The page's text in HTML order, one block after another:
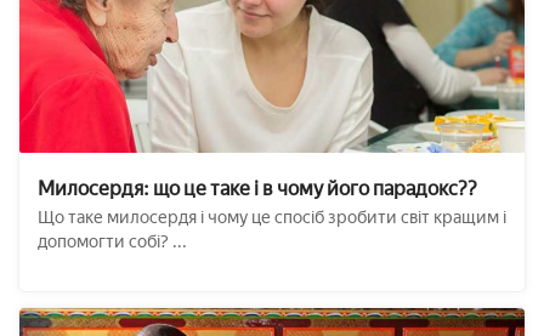
Милосердя: що це таке і в чому його парадокс??
Що таке милосердя і чому це спосіб зробити світ кращим і
допомогти собі? ...